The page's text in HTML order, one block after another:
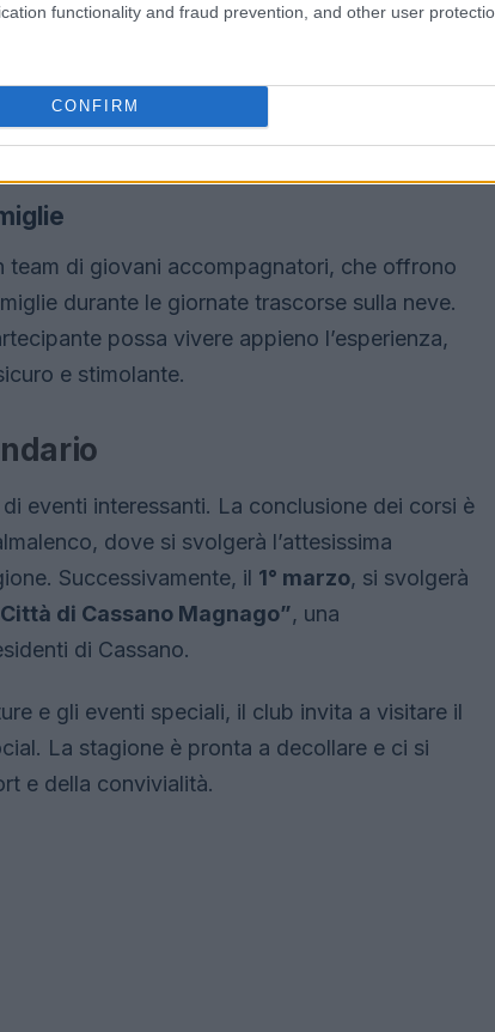
functionality and fraud prevention, and other user
CONFIRM
di giovani accompagnatori, che offrono
durante le giornate trascorse sulla neve.
possa vivere appieno l’esperienza,
e stimolante.
eventi interessanti. La conclusione dei corsi è
dove si svolgerà l’attesissima
Successivamente, il 1° marzo, si svolgerà
di Cassano Magnago”, una
di Cassano.
e gli eventi speciali, il club invita a visitare il
La stagione è pronta a decollare e ci si
e della convivialità.